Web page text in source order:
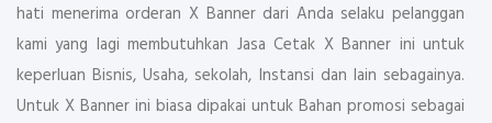
hati menerima orderan X Banner dari Anda selaku pelanggan
kami yang lagi membutuhkan Jasa Cetak X Banner ini untuk
keperluan Bisnis, Usaha, sekolah, Instansi dan lain sebagainya.
Untuk X Banner ini biasa dipakai untuk Bahan promosi sebagai